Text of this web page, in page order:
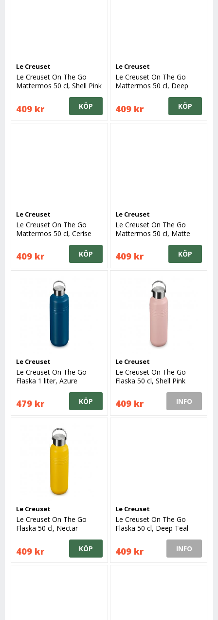
Le Creuset
Le Creuset On The Go
Mattermos 50 cl, Shell Pink
409 kr KÖP
Le Creuset
Le Creuset On The Go
Mattermos 50 cl, Deep
409 kr KÖP
Le Creuset
Le Creuset On The Go
Mattermos 50 cl, Cerise
409 kr KÖP
Le Creuset
Le Creuset On The Go
Mattermos 50 cl, Matte
409 kr KÖP
Le Creuset
Le Creuset On The Go
Flaska 1 liter, Azure
479 kr KÖP
Le Creuset
Le Creuset On The Go
Flaska 50 cl, Shell Pink
409 kr INFO
Le Creuset
Le Creuset On The Go
Flaska 50 cl, Nectar
409 kr KÖP
Le Creuset
Le Creuset On The Go
Flaska 50 cl, Deep Teal
409 kr INFO